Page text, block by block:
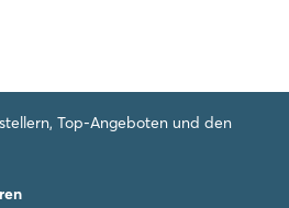
Top-Angeboten und den